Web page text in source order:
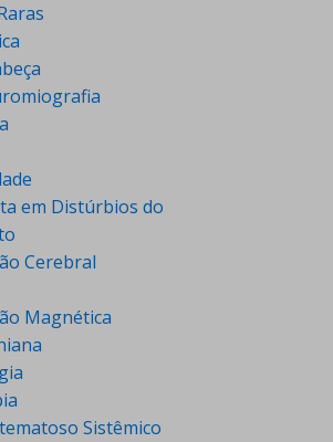
em Distúrbios do
Cerebral
Magnética
Sistêmico